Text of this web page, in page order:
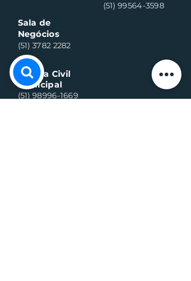
Sala de
Negócios
(51) 3782 2282
Defesa Civil
Municipal
(51) 98996-1669
(51) 99564-3598